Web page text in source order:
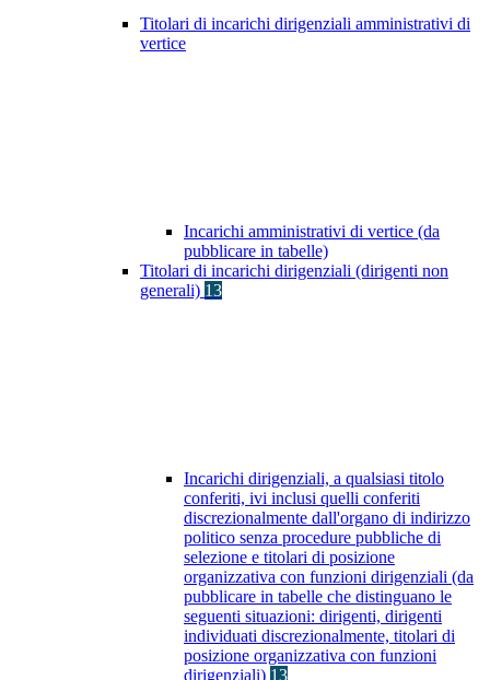
Titolari di incarichi dirigenziali amministrativi di
vertice
Incarichi amministrativi di vertice (da
pubblicare in tabelle)
Titolari di incarichi dirigenziali (dirigenti non
generali) 13
Incarichi dirigenziali, a qualsiasi titolo
conferiti, ivi inclusi quelli conferiti
discrezionalmente dall'organo di indirizzo
politico senza procedure pubbliche di
selezione e titolari di posizione
organizzativa con funzioni dirigenziali (da
pubblicare in tabelle che distinguano le
seguenti situazioni: dirigenti, dirigenti
individuati discrezionalmente, titolari di
posizione organizzativa con funzioni
dirigenziali) 13